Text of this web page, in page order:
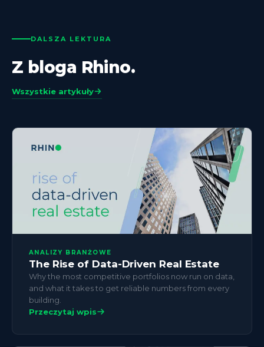
DALSZA LEKTURA
Z bloga Rhino.
Wszystkie artykuły
ANALIZY BRANŻOWE
The Rise of Data-Driven Real Estate
Why the most competitive portfolios now run on data,
and what it takes to get reliable numbers from every
building.
Przeczytaj wpis